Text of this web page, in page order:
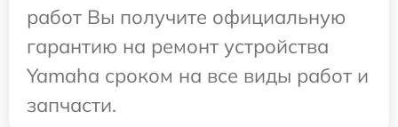
работ Вы получите официальную
гарантию на ремонт устройства
Yamaha сроком на все виды работ и
запчасти.